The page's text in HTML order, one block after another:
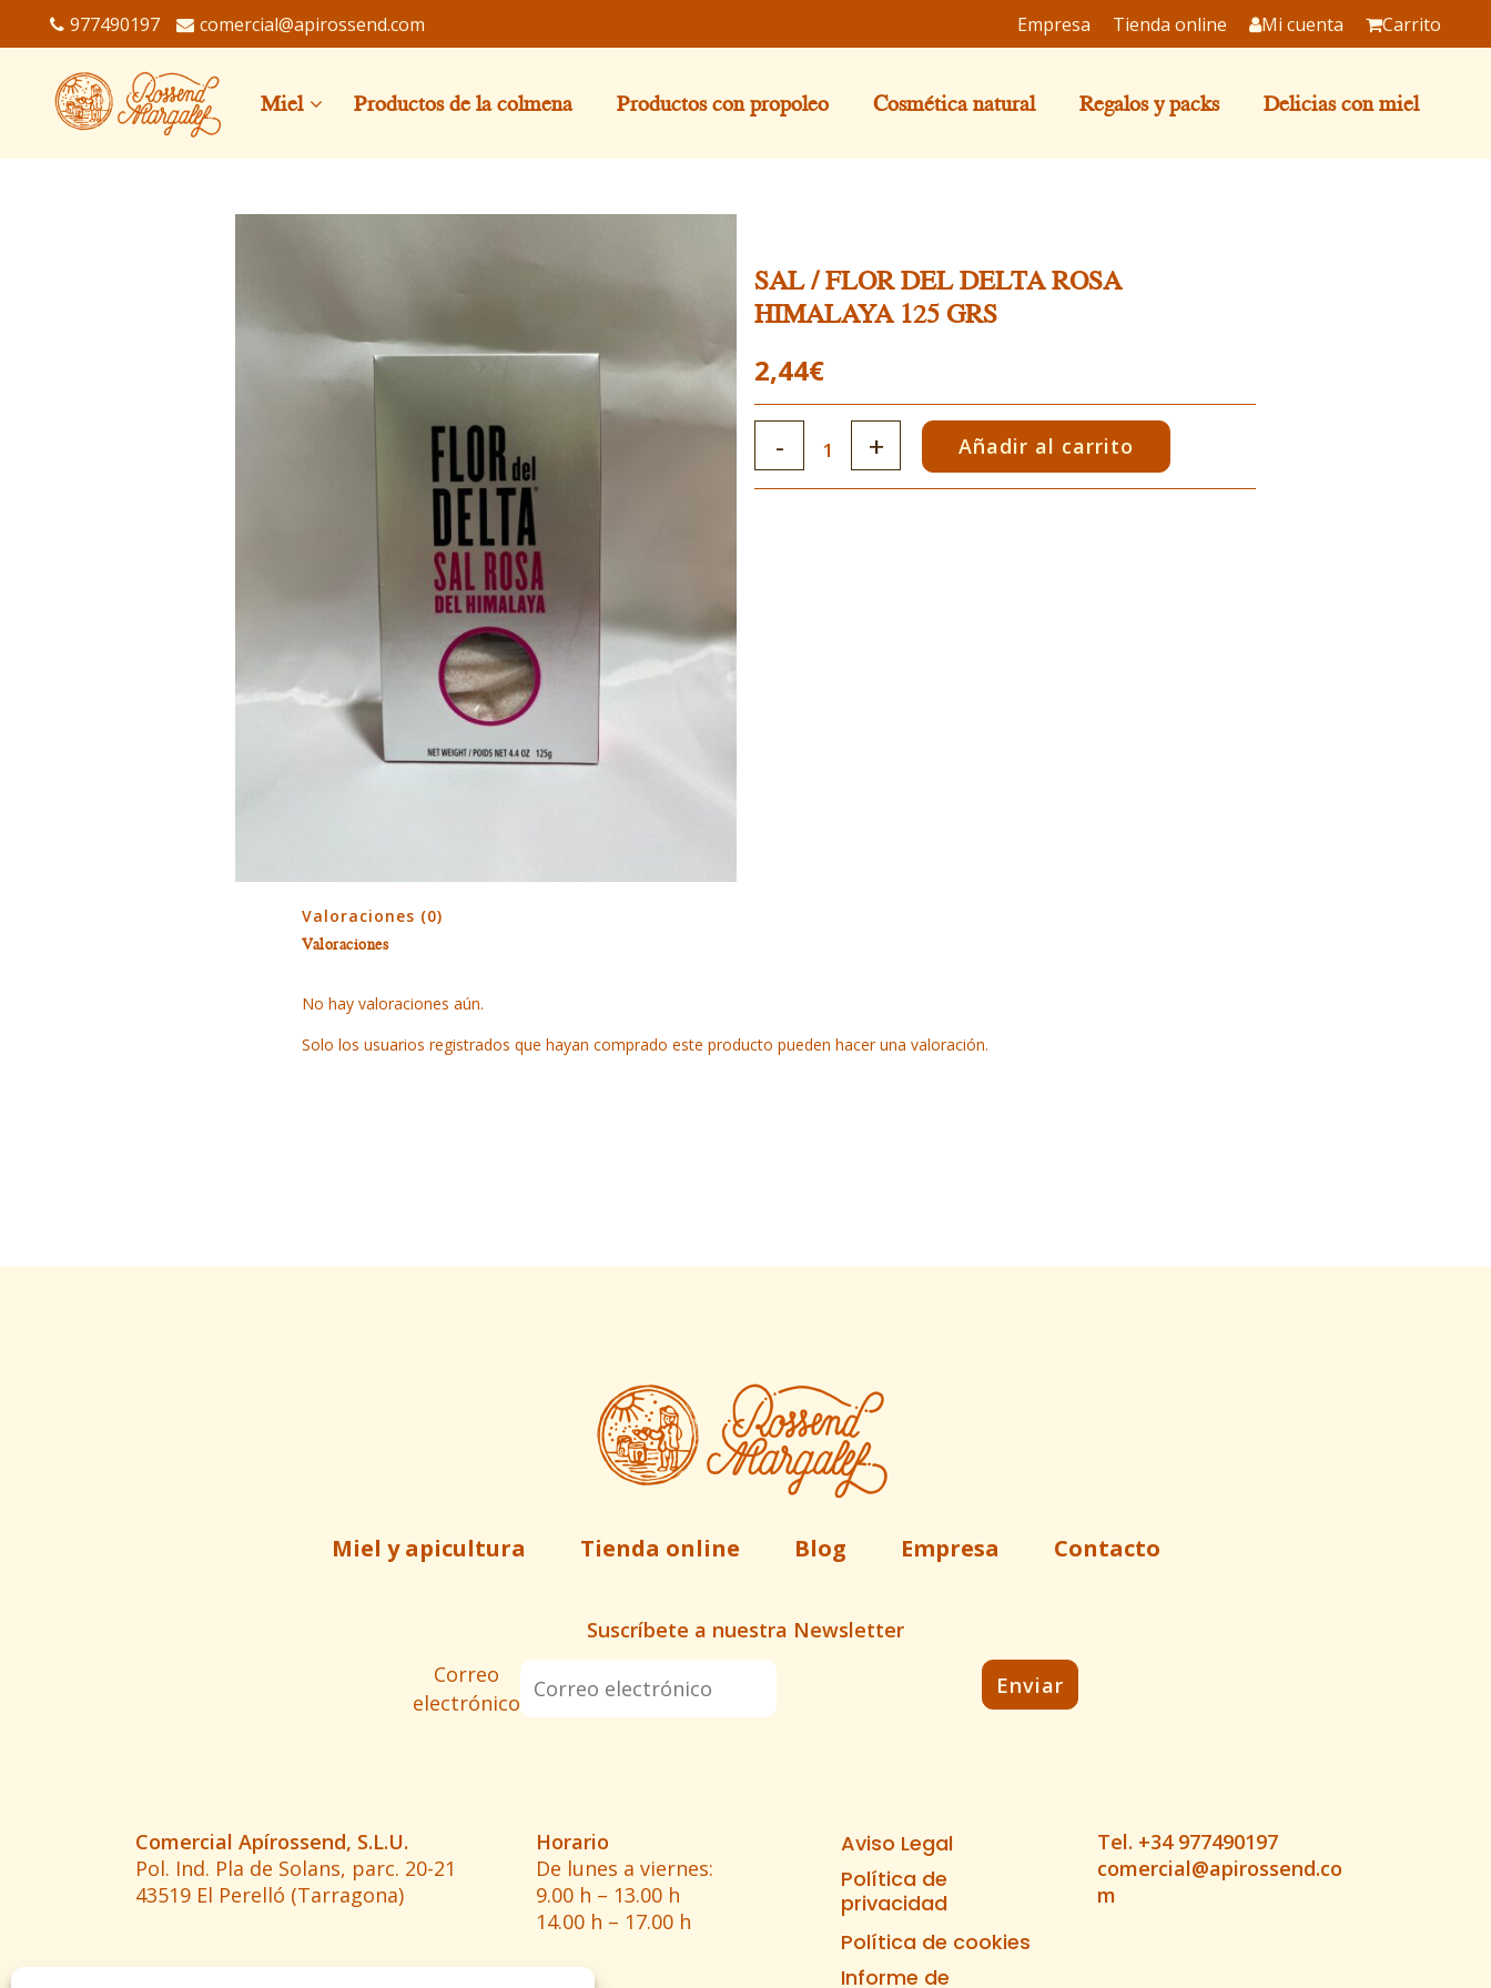
977490197 comercial@apirossend.com Empresa Tienda online Mi cuenta Carrito
Miel Productos de la colmena Productos con propoleo Cosmética natural Regalos y packs Delicias con miel
SAL / FLOR DEL DELTA ROSA
HIMALAYA 125 GRS
2,44€
Añadir al carrito
Valoraciones (0)
Valoraciones
No hay valoraciones aún.
Solo los usuarios registrados que hayan comprado este producto pueden hacer una valoración.
Miel y apicultura Tienda online Blog Empresa Contacto
Suscríbete a nuestra Newsletter
Correo
electrónico
Comercial Apírossend, S.L.U.
Pol. Ind. Pla de Solans, parc. 20-21
43519 El Perelló (Tarragona)
Horario
De lunes a viernes:
9.00 h – 13.00 h
14.00 h – 17.00 h
Aviso Legal
Política de
privacidad
Política de cookies
Informe de
Tel. +34 977490197
comercial@apirossend.co
m